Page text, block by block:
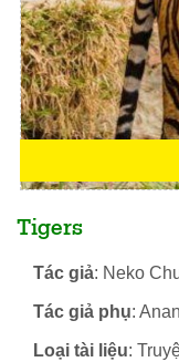
Tigers
Tác giả: Neko
Tác giả phụ:
Loại tài liệu: